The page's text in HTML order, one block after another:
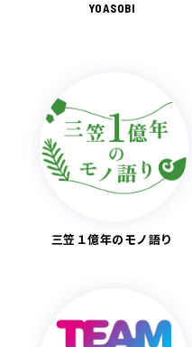
YOASOBI
三笠１億年のモノ語り